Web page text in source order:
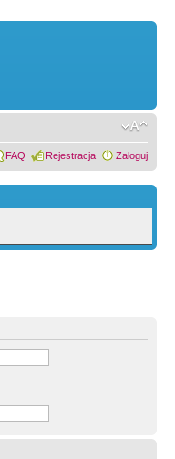
FAQ Rejestracja Zaloguj